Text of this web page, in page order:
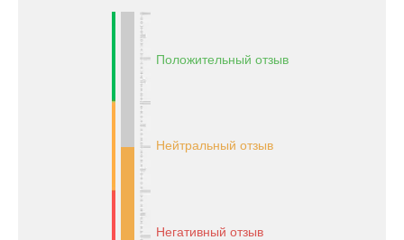
Положительный отзыв
Нейтральный отзыв
Негативный отзыв